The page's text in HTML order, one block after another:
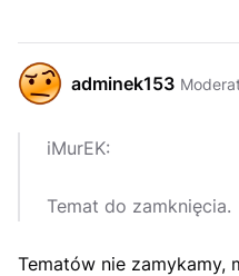
adminek153
iMurEK:
Temat do zamknięcia.
Tematów nie zamykamy,